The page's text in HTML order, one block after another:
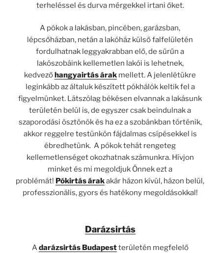
terheléssel és durva mérgekkel irtani őket.
A pókok a lakásban, pincében, garázsban,
lépcsőházban, netán a lakóház külső falfelületén
fordulhatnak leggyakrabban elő, de sűrűn a
lakószobáink kellemetlen lakói is lehetnek,
kedvező hangyairtás árak mellett. A jelenlétükre
leginkább az általuk készített pókhálók keltik fel a
figyelmünket. Látszólag békésen elvannak a lakásunk
területén belül is, de egyszer csak beindulnak a
szaporodási ösztönök és ha ez a szobánkban történik,
akkor reggelre testünkön fájdalmas csípésekkel is
ébredhetünk. A pókok tehát rengeteg
kellemetlenséget okozhatnak számunkra. Hívjon
minket és mi megoldjuk Önnek ezt a
problémát! Pókirtás árakakár házon kívül, házon belül,
professzionális, gyors és hatékony megoldásokkal!
Darázsirtás
Adarázsirtás Budapestterületén megfelelő